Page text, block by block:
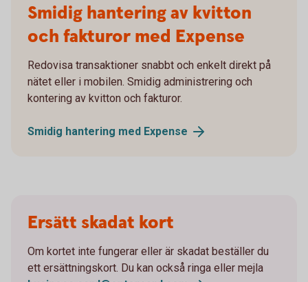
Smidig hantering av kvitton
och fakturor med Expense
Redovisa transaktioner snabbt och enkelt direkt på
nätet eller i mobilen. Smidig administrering och
kontering av kvitton och fakturor.
Smidig hantering med Expense
Ersätt skadat kort
Om kortet inte fungerar eller är skadat beställer du
ett ersättningskort. Du kan också ringa eller mejla